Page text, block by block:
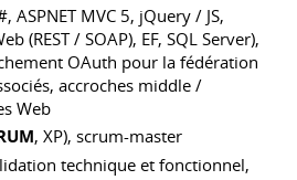
ASPNET MVC 5, jQuery / JS,
(REST / SOAP), EF, SQL Server),
OAuth pour la fédération
accroches middle /
Web
, XP), scrum-master
technique et fonctionnel,